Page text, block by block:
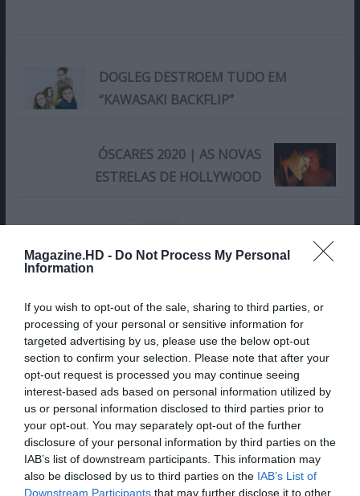
Magazine.HD - Do Not Process My Personal
Information
If you wish to opt-out of the sale, sharing to third parties, or
processing of your personal or sensitive information for
targeted advertising by us, please use the below opt-out
section to confirm your selection. Please note that after your
opt-out request is processed you may continue seeing
interest-based ads based on personal information utilized by
us or personal information disclosed to third parties prior to
your opt-out. You may separately opt-out of the further
disclosure of your personal information by third parties on the
IAB’s list of downstream participants. This information may
also be disclosed by us to third parties on the IAB’s List of
Downstream Participants that may further disclose it to other
DOGLEG DESTROEM TUDO EM
“KAWASAKI BACKFLIP”
ÓSCARES 2020 | AS NOVAS
ESTRELAS DE HOLLYWOOD
Share This Post:
LEAVE A REPLY
Name*
Email*
Comment*